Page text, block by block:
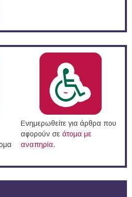
Ενημερωθείτε για άρθρα που
αφορούν σε άτομα με
αναπηρία.